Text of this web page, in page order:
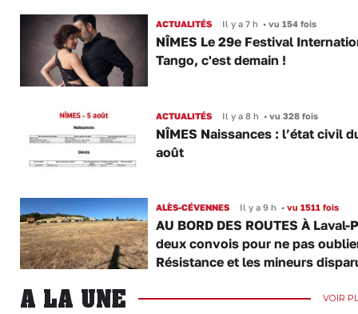
ACTUALITÉS Il y a 7 h •vu 154 fois
NÎMES Le 29e Festival
Tango, c'est demain !
ACTUALITÉS Il y a 8 h •vu 328 fois
NÎMES Naissances : l’état civil
août
ALÈS-CÉVENNES Il y a 9 h •vu 1511 fois
AU BORD DES ROUTES À Laval-
deux convois pour ne pas
Résistance et les mineurs
A LA UNE VOIR